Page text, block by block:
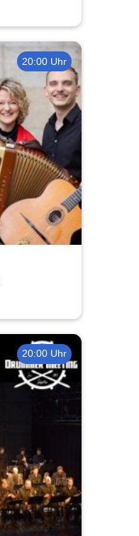
20:00 Uhr
20:00 Uhr